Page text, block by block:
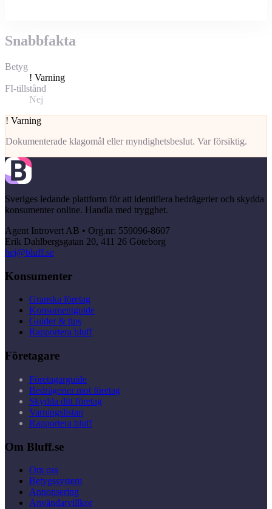
Snabbfakta
Betyg
! Varning
FI-tillstånd
Nej
! Varning
Dokumenterade klagomål eller myndighetsbeslut. Var försiktig.
Sveriges ledande plattform för att identifiera bedrägerier och skydda
konsumenter online. Handla med trygghet.
Agent Introvert AB • Org.nr: 559096-8607
Erik Dahlbergsgatan 20, 411 26 Göteborg
hej@bluff.se
Konsumenter
Granska företag
Konsumentguide
Guider & tips
Rapportera bluff
Företagare
Företagarguide
Bedrägerier mot företag
Skydda ditt företag
Varningslistan
Rapportera bluff
Om Bluff.se
Om oss
Betygssystem
Annonsering
Användarvillkor